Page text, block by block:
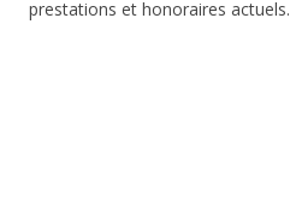
prestations et honoraires actuels.